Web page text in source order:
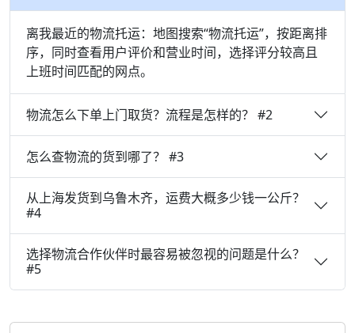
离我最近的物流托运：地图搜索“物流托运”，按距离排
序，同时查看用户评价和营业时间，选择评分较高且
上班时间匹配的网点。
物流怎么下单上门取货？流程是怎样的？ #2
怎么查物流的货到哪了？ #3
从上海发货到乌鲁木齐，运费大概多少钱一公斤？
#4
选择物流合作伙伴时最容易被忽视的问题是什么？
#5